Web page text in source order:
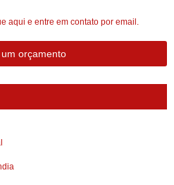
aqui e entre em contato por email.
orçamento